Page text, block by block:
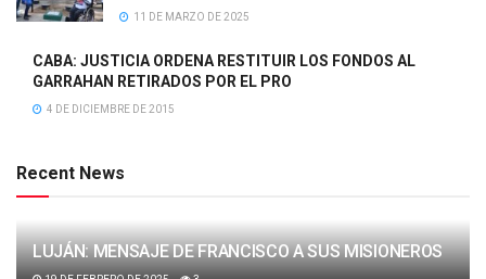
11 DE MARZO DE 2025
CABA: JUSTICIA ORDENA RESTITUIR LOS FONDOS AL
GARRAHAN RETIRADOS POR EL PRO
4 DE DICIEMBRE DE 2015
Recent News
LUJÁN: MENSAJE DE FRANCISCO A SUS MISIONEROS